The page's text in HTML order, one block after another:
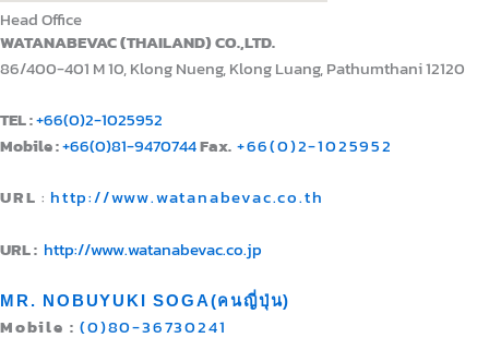
Head Office
WATANABEVAC (THAILAND) CO.,LTD.
86/400-401 M 10, Klong Nueng, Klong Luang, Pathumthani 12120
TEL :+66(0)2-1025952
Mobile :+66(0)81-9470744Fax. +66(0)2-1025952
URL: http://www.watanabevac.co.th
URL : http://www.watanabevac.co.jp
MR. NOBUYUKI SOGA(คนญี่ปุ่น)
Mobile : (0)80-36730241